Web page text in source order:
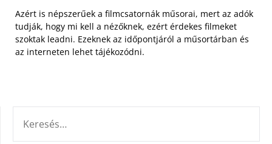
Azért is népszerűek a filmcsatornák műsorai, mert az adók
tudják, hogy mi kell a nézőknek, ezért érdekes filmeket
szoktak leadni. Ezeknek az időpontjáról a műsortárban és
az interneten lehet tájékozódni.